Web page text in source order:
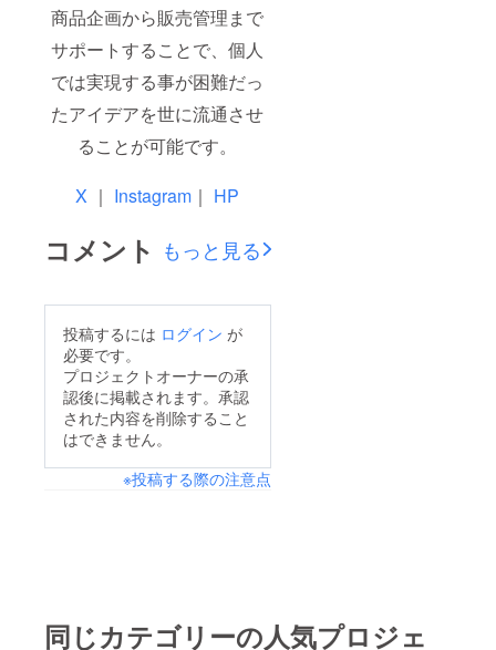
商品企画から販売管理まで
サポートすることで、個人
では実現する事が困難だっ
たアイデアを世に流通させ
ることが可能です。
X ｜ Instagram ｜ HP
コメント もっと見る
投稿するには ログイン が
必要です。
プロジェクトオーナーの承
認後に掲載されます。承認
された内容を削除すること
はできません。
※投稿する際の注意点
同じカテゴリーの人気プロジェ